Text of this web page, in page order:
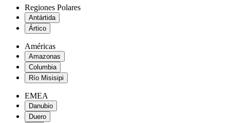
Regiones Polares
Antártida
Ártico
Américas
Amazonas
Columbia
Río Misisipi
EMEA
Danubio
Duero